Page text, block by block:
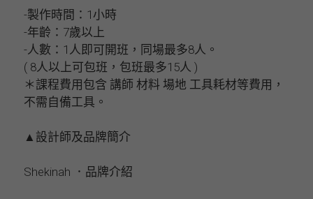
-製作時間：1小時
-年齡：7歲以上
-人數：1人即可開班，同場最多8人。
( 8人以上可包班，包班最多15人 )
＊課程費用包含 講師 材料 場地 工具耗材等費用，
不需自備工具。
▲設計師及品牌簡介
Shekinah ．品牌介紹